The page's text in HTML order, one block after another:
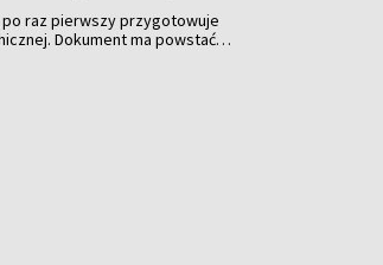
raz pierwszy przygotowuje
Dokument ma powstać
i promocja kraju za